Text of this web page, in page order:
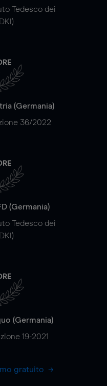
Tedesco dei
(Germania)
36/2022
(Germania)
Tedesco dei
(Germania)
19-2021
gratuito